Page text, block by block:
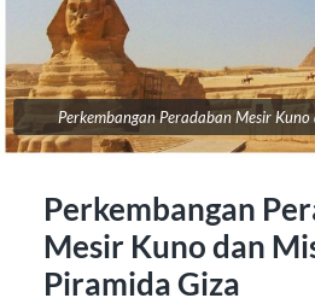
Perkembangan Peradaban Mesir
Perkembangan
Mesir Kuno dan
Piramida Giza